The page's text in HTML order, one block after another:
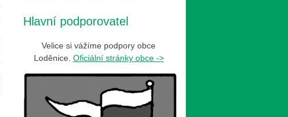
Hlavní podporovatel
Velice si vážíme podpory obce
Loděnice. Oficiální stránky obce ->